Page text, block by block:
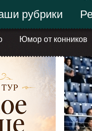
Юмор от конников
рубрики